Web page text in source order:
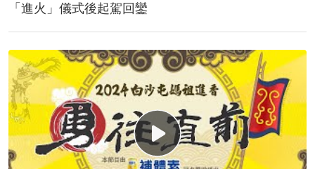
「進火」儀式後起駕回鑾